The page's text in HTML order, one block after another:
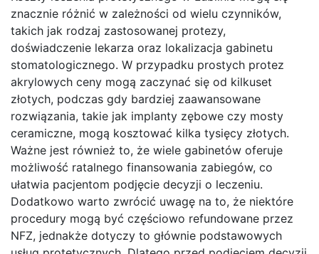
znacznie różnić w zależności od wielu czynników,
takich jak rodzaj zastosowanej protezy,
doświadczenie lekarza oraz lokalizacja gabinetu
stomatologicznego. W przypadku prostych protez
akrylowych ceny mogą zaczynać się od kilkuset
złotych, podczas gdy bardziej zaawansowane
rozwiązania, takie jak implanty zębowe czy mosty
ceramiczne, mogą kosztować kilka tysięcy złotych.
Ważne jest również to, że wiele gabinetów oferuje
możliwość ratalnego finansowania zabiegów, co
ułatwia pacjentom podjęcie decyzji o leczeniu.
Dodatkowo warto zwrócić uwagę na to, że niektóre
procedury mogą być częściowo refundowane przez
NFZ, jednakże dotyczy to głównie podstawowych